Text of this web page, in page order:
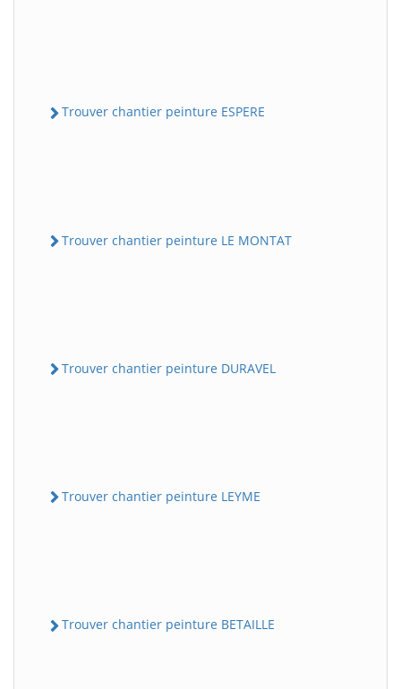
Trouver chantier peinture ESPERE
Trouver chantier peinture LE MONTAT
Trouver chantier peinture DURAVEL
Trouver chantier peinture LEYME
Trouver chantier peinture BETAILLE